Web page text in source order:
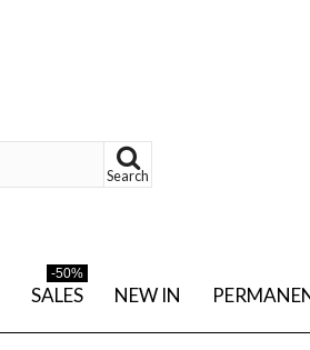
Search
SALES
-50%
NEW IN